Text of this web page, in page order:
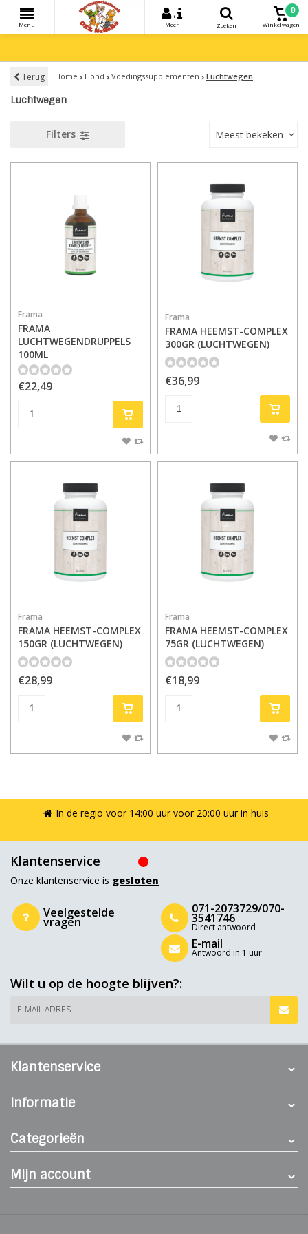
Menu
+
Meer
Zoeken
0
Winkelwagen
Terug Home Hond Voedingssupplementen Luchtwegen
Luchtwegen
Filters Meest bekeken
Frama
FRAMA
LUCHTWEGENDRUPPELS
100ML
€22,49
Frama
FRAMA HEEMST-COMPLEX
300GR (LUCHTWEGEN)
€36,99
Frama
FRAMA HEEMST-COMPLEX
150GR (LUCHTWEGEN)
€28,99
Frama
FRAMA HEEMST-COMPLEX
75GR (LUCHTWEGEN)
€18,99
In de regio voor 14:00 uur voor 20:00 uur in huis
Klantenservice
Onze klantenservice is gesloten
Veelgestelde
vragen
071-2073729/070-
3541746
Direct antwoord
E-mail
Antwoord in 1 uur
Wilt u op de hoogte blijven?:
E-MAIL ADRES
Klantenservice
Informatie
Categorieën
Mijn account